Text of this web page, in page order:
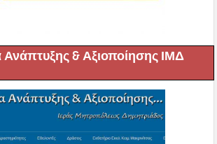
Ανάπτυξης & Αξιοποίησης ΙΜΔ